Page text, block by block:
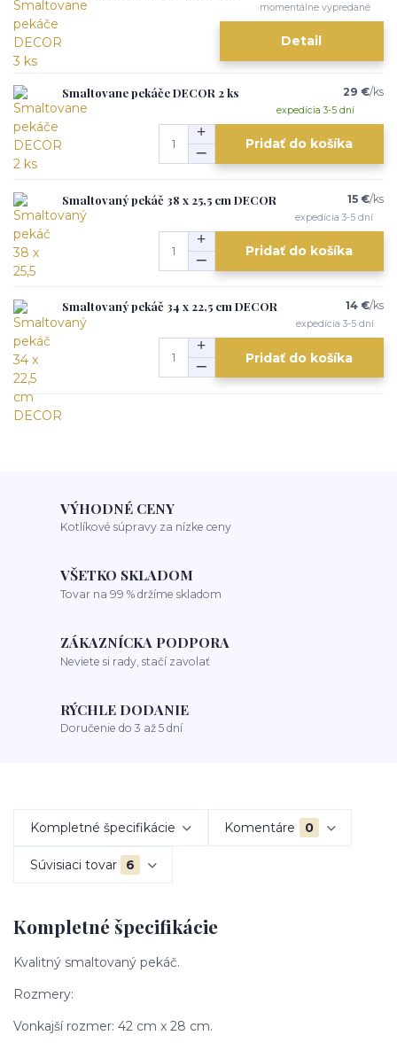
momentálne vypredané
Detail
Smaltovane pekáče DECOR 2 ks 29 €/ks
expedícia 3-5 dní
Pridať do košíka
Smaltovaný pekáč 38 x 25,5 cm DECOR 15 €/ks
expedícia 3-5 dní
Pridať do košíka
Smaltovaný pekáč 34 x 22,5 cm DECOR 14 €/ks
expedícia 3-5 dní
Pridať do košíka
VÝHODNÉ CENY
Kotlíkové súpravy za nízke ceny
VŠETKO SKLADOM
Tovar na 99 % držíme skladom
ZÁKAZNÍCKA PODPORA
Neviete si rady, stačí zavolať
RÝCHLE DODANIE
Doručenie do 3 až 5 dní
Kompletné špecifikácie Komentáre 0
Súvisiaci tovar 6
Kompletné špecifikácie
Kvalitný smaltovaný pekáč.
Rozmery:
Vonkajší rozmer: 42 cm x 28 cm.